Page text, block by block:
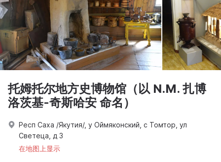
托姆托尔地方史博物馆（以 N.M. 扎博
洛茨基-奇斯哈安 命名）
Респ Саха /Якутия/, у Оймяконский, с Томтор, ул
Светеца, д 3
在地图上显示